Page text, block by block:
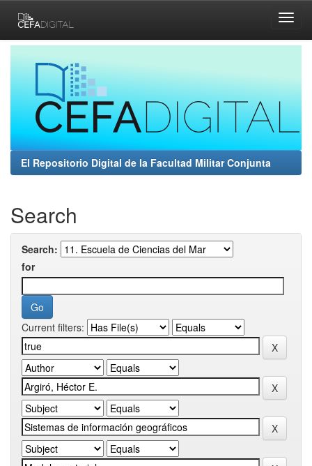
navigation
El Repositorio Digital de la Facultad Militar Conjunta
Search
Search:
for
Current filters: